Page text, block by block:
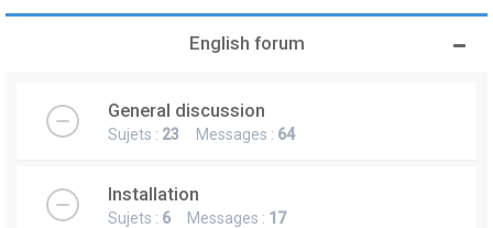
English forum
General discussion
Sujets : 23 Messages : 64
Installation
Sujets : 6 Messages : 17